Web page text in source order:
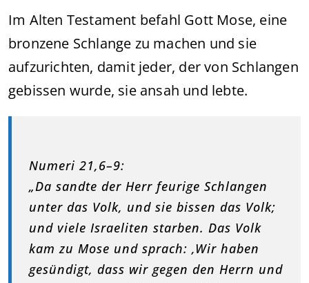
Im Alten Testament befahl Gott Mose, eine
bronzene Schlange zu machen und sie
aufzurichten, damit jeder, der von Schlangen
gebissen wurde, sie ansah und lebte.
Numeri 21,6–9:
„Da sandte der Herr feurige Schlangen
unter das Volk, und sie bissen das Volk;
und viele Israeliten starben. Das Volk
kam zu Mose und sprach: ‚Wir haben
gesündigt, dass wir gegen den Herrn und